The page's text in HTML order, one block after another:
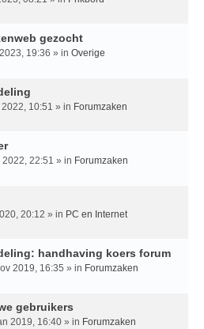
gezocht
19:36 » in Overige
10:51 » in Forumzaken
22:51 » in Forumzaken
20:12 » in PC en Internet
handhaving koers forum
2019, 16:35 » in Forumzaken
gebruikers
2019, 16:40 » in Forumzaken